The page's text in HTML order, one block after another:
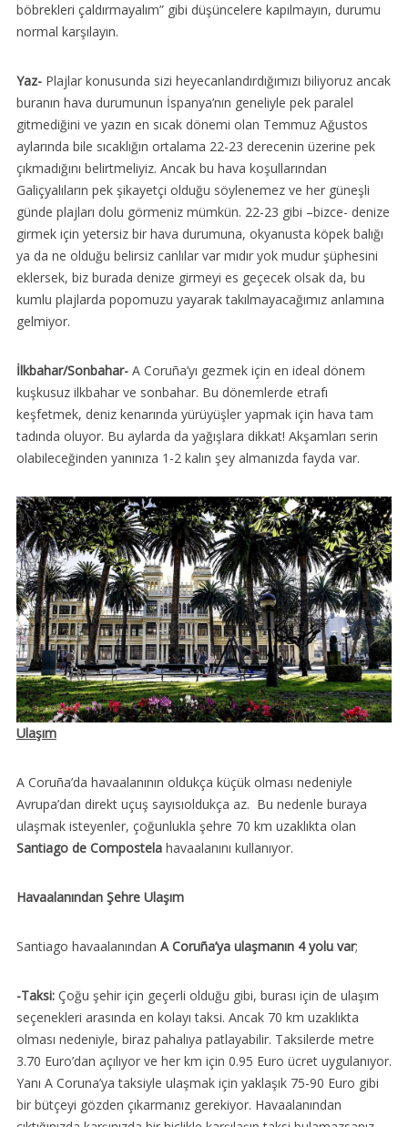
böbrekleri çaldırmayalım” gibi düşüncelere kapılmayın, durumu
normal karşılayın.
Yaz-Plajlar konusunda sizi heyecanlandırdığımızı biliyoruz ancak
buranın hava durumunun İspanya’nın geneliyle pek paralel
gitmediğini ve yazın en sıcak dönemi olan Temmuz Ağustos
aylarında bile sıcaklığın ortalama 22-23 derecenin üzerine pek
çıkmadığını belirtmeliyiz. Ancak bu hava koşullarından
Galiçyalıların pek şikayetçi olduğu söylenemez ve her güneşli
günde plajları dolu görmeniz mümkün. 22-23 gibi –bizce- denize
girmek için yetersiz bir hava durumuna, okyanusta köpek balığı
ya da ne olduğu belirsiz canlılar var mıdır yok mudur şüphesini
eklersek, biz burada denize girmeyi es geçecek olsak da, bu
kumlu plajlarda popomuzu yayarak takılmayacağımız anlamına
gelmiyor.
İlkbahar/Sonbahar-A Coruña’yı gezmek için en ideal dönem
kuşkusuz ilkbahar ve sonbahar. Bu dönemlerde etrafı
keşfetmek, deniz kenarında yürüyüşler yapmak için hava tam
tadında oluyor. Bu aylarda da yağışlara dikkat! Akşamları serin
olabileceğinden yanınıza 1-2 kalın şey almanızda fayda var.
Ulaşım
A Coruña’da havaalanının oldukça küçük olması nedeniyle
Avrupa’dan direkt uçuş sayısıoldukça az. Bu nedenle buraya
ulaşmak isteyenler, çoğunlukla şehre 70 km uzaklıkta olan
Santiago de Compostela havaalanını kullanıyor.
Havaalanından Şehre Ulaşım
Santiago havaalanından A Coruña’ya ulaşmanın 4 yolu var;
-Taksi: Çoğu şehir için geçerli olduğu gibi, burası için de ulaşım
seçenekleri arasında en kolayı taksi. Ancak 70 km uzaklıkta
olması nedeniyle, biraz pahalıya patlayabilir. Taksilerde metre
3.70 Euro’dan açılıyor ve her km için 0.95 Euro ücret uygulanıyor.
Yanı A Coruna’ya taksiyle ulaşmak için yaklaşık 75-90 Euro gibi
bir bütçeyi gözden çıkarmanız gerekiyor. Havaalanından